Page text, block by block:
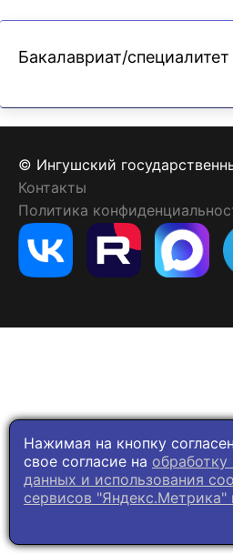
Бакалавриат/
© Ингушский
Контакты
Политика
Нажимая на кнопку
свое согласие на
данных и использования
сервисов "Яндекс.Метрика"